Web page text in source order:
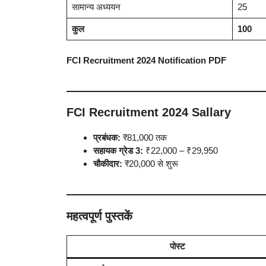
सामान्य अध्ययन 25
कुल 100
FCI Recruitment 2024 Notification PDF
FCI Recruitment 2024 Sallary
प्रबंधक: ₹81,000 तक
सहायक ग्रेड 3: ₹22,000 – ₹29,950
चौकीदार: ₹20,000 से शुरू
महत्वपूर्ण पुस्तकें
पोस्ट